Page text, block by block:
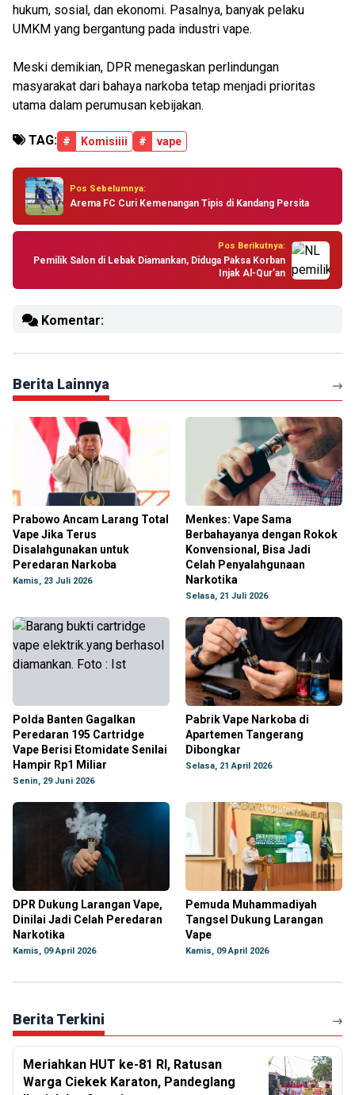
hukum, sosial, dan ekonomi. Pasalnya, banyak pelaku
UMKM yang bergantung pada industri vape.
Meski demikian, DPR menegaskan perlindungan
masyarakat dari bahaya narkoba tetap menjadi prioritas
utama dalam perumusan kebijakan.
TAG: # Komisiiii # vape
Pos Sebelumnya:
Arema FC Curi Kemenangan Tipis di Kandang Persita
Pos Berikutnya:
Pemilik Salon di Lebak Diamankan, Diduga Paksa Korban
Injak Al-Qur’an
Komentar:
Berita Lainnya
Prabowo Ancam Larang Total
Vape Jika Terus
Disalahgunakan untuk
Peredaran Narkoba
Kamis, 23 Juli 2026
Menkes: Vape Sama
Berbahayanya dengan Rokok
Konvensional, Bisa Jadi
Celah Penyalahgunaan
Narkotika
Selasa, 21 Juli 2026
Polda Banten Gagalkan
Peredaran 195 Cartridge
Vape Berisi Etomidate Senilai
Hampir Rp1 Miliar
Senin, 29 Juni 2026
Pabrik Vape Narkoba di
Apartemen Tangerang
Dibongkar
Selasa, 21 April 2026
DPR Dukung Larangan Vape,
Dinilai Jadi Celah Peredaran
Narkotika
Kamis, 09 April 2026
Pemuda Muhammadiyah
Tangsel Dukung Larangan
Vape
Kamis, 09 April 2026
Berita Terkini
Meriahkan HUT ke-81 RI, Ratusan
Warga Ciekek Karaton, Pandeglang